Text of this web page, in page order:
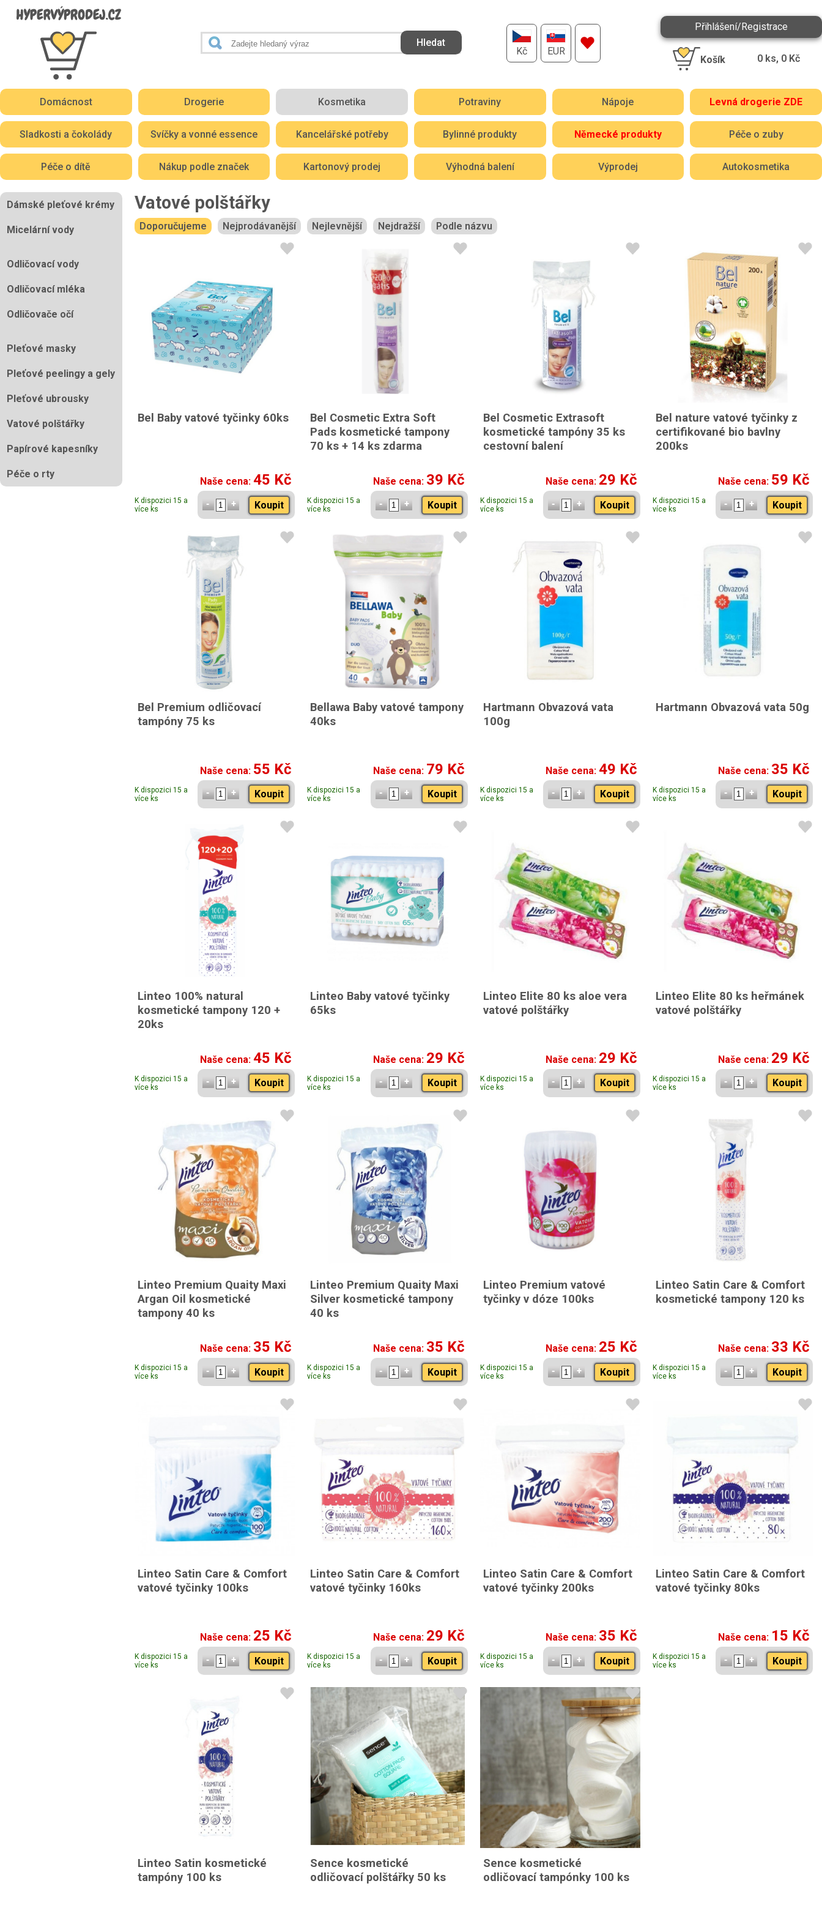
Kč EUR
Přihlášení/Registrace
Košík 0 ks, 0 Kč
Domácnost Drogerie Kosmetika Potraviny Nápoje Levná drogerie ZDE
Sladkosti a čokolády Svíčky a vonné essence Kancelářské potřeby Bylinné produkty Německé produkty Péče o zuby
Péče o dítě Nákup podle značek Kartonový prodej Výhodná balení Výprodej Autokosmetika
Dámské pleťové krémy
Micelární vody
Odličovací vody
Odličovací mléka
Odličovače očí
Pleťové masky
Pleťové peelingy a gely
Pleťové ubrousky
Vatové polštářky
Papírové kapesníky
Péče o rty
Vatové polštářky
Doporučujeme Nejprodávanější Nejlevnější Nejdražší Podle názvu
Bel Baby vatové tyčinky 60ks
Naše cena:45 Kč
K dispozici 15 a
více ks
Koupit
Bel Cosmetic Extra Soft
Pads kosmetické tampony
70 ks + 14 ks zdarma
Naše cena: 39 Kč
K dispozici 15 a
více ks
Koupit
Bel Cosmetic Extrasoft
kosmetické tampóny 35 ks
cestovní balení
Naše cena: 29 Kč
K dispozici 15 a
více ks
Koupit
Bel nature vatové tyčinky z
certifikované bio bavlny
200ks
Naše cena: 59 Kč
K dispozici 15 a
více ks
Koupit
Bel Premium odličovací
tampóny 75 ks
Naše cena: 55 Kč
K dispozici 15 a
více ks
Koupit
Bellawa Baby vatové tampony
40ks
Naše cena: 79 Kč
K dispozici 15 a
více ks
Koupit
Hartmann Obvazová vata
100g
Naše cena: 49 Kč
K dispozici 15 a
více ks
Koupit
Hartmann Obvazová vata 50g
Naše cena: 35 Kč
K dispozici 15 a
více ks
Koupit
Linteo 100% natural
kosmetické tampony 120 +
20ks
Naše cena:45 Kč
K dispozici 15 a
více ks
Koupit
Linteo Baby vatové tyčinky
65ks
Naše cena: 29 Kč
K dispozici 15 a
více ks
Koupit
Linteo Elite 80 ks aloe vera
vatové polštářky
Naše cena: 29 Kč
K dispozici 15 a
více ks
Koupit
Linteo Elite 80 ks heřmánek
vatové polštářky
Naše cena: 29 Kč
K dispozici 15 a
více ks
Koupit
Linteo Premium Quaity Maxi
Argan Oil kosmetické
tampony 40 ks
Naše cena: 35 Kč
K dispozici 15 a
více ks
Koupit
Linteo Premium Quaity Maxi
Silver kosmetické tampony
40 ks
Naše cena: 35 Kč
K dispozici 15 a
více ks
Koupit
Linteo Premium vatové
tyčinky v dóze 100ks
Naše cena: 25 Kč
K dispozici 15 a
více ks
Koupit
Linteo Satin Care & Comfort
kosmetické tampony 120 ks
Naše cena: 33 Kč
K dispozici 15 a
více ks
Koupit
Linteo Satin Care & Comfort
vatové tyčinky 100ks
Naše cena: 25 Kč
K dispozici 15 a
více ks
Koupit
Linteo Satin Care & Comfort
vatové tyčinky 160ks
Naše cena: 29 Kč
K dispozici 15 a
více ks
Koupit
Linteo Satin Care & Comfort
vatové tyčinky 200ks
Naše cena: 35 Kč
K dispozici 15 a
více ks
Koupit
Linteo Satin Care & Comfort
vatové tyčinky 80ks
Naše cena: 15 Kč
K dispozici 15 a
více ks
Koupit
Linteo Satin kosmetické
tampóny 100 ks
Sence kosmetické
odličovací polštářky 50 ks
Sence kosmetické
odličovací tampónky 100 ks